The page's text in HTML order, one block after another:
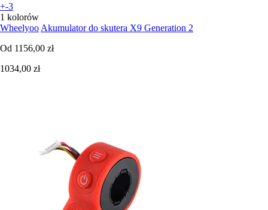
+-3
1 kolorów
Wheelyoo Akumulator do skutera X9 Generation 2
Od 1156,00 zł
1034,00 zł